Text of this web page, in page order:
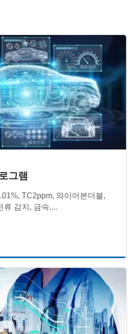
그램
TC2ppm, 와이어본더블,
류 감지, 금속,...